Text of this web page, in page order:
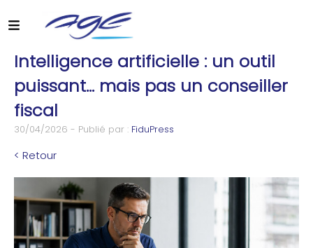
Intelligence artificielle : un outil
puissant… mais pas un conseiller
fiscal
30/04/2026 - Publié par : FiduPress
< Retour